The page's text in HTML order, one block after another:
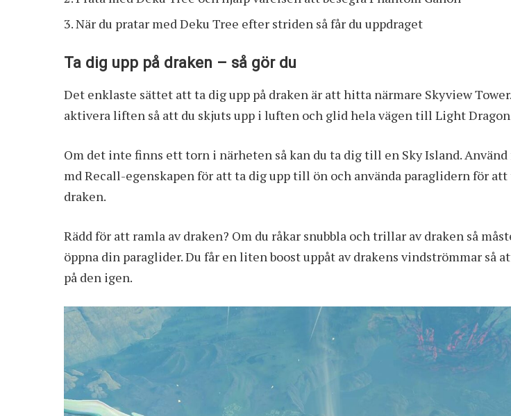
När du pratar med Deku Tree efter striden så får du uppdraget
Ta dig upp på draken – så gör du
Det enklaste sättet att ta dig upp på draken är att hitta närmare Skyview
aktivera liften så att du skjuts upp i luften och glid hela vägen till Light
Om det inte finns ett torn i närheten så kan du ta dig till en Sky Island.
md Recall-egenskapen för att ta dig upp till ön och använda paraglidern för
draken.
Rädd för att ramla av draken? Om du råkar snubbla och trillar av draken så
öppna din paraglider. Du får en liten boost uppåt av drakens vindströmmar så
på den igen.